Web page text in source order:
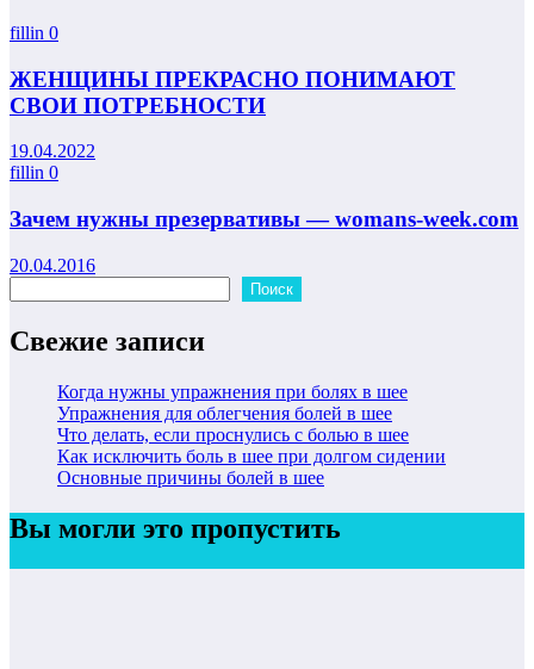
fillin 0
ЖЕНЩИНЫ ПРЕКРАСНО ПОНИМАЮТ
СВОИ ПОТРЕБНОСТИ
19.04.2022
fillin 0
Зачем нужны презервативы — womans-week.com
20.04.2016
Поиск
Свежие записи
Когда нужны упражнения при болях в шее
Упражнения для облегчения болей в шее
Что делать, если проснулись с болью в шее
Как исключить боль в шее при долгом сидении
Основные причины болей в шее
Вы могли это пропустить